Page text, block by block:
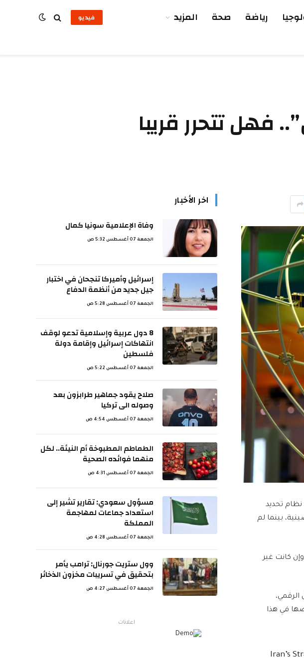
رياضة صحة المزيد فيديو
تتحرر قريبا
نظام تحديد
بينما لم
كانت غير
في هذا
Iran’s
اخر الأخبار
وفاة الإعلامية سونيا كمال
الجمعة 07 أغسطس 5:32 ص
إسرائيل وأميركا تنجحان في اختبار
جيل جديد من أنظمة الدفاع
الجمعة 07 أغسطس 5:28 ص
8 دول عربية وإسلامية تدعو لوقف
انتهاكات إسرائيل وإقامة دولة
فلسطين
الجمعة 07 أغسطس 5:22 ص
صلاح يقود جماهير طرابزون بعد
وصوله الى تركيا
الجمعة 07 أغسطس 4:54 ص
الطماطم المطبوخة أم النيئة.. لكل
منهما فوائده الصحية
الجمعة 07 أغسطس 4:31 ص
مسؤول سعودي: تقارير تشير إلى
استعداد جماعات لمهاجمة
المملكة
الجمعة 07 أغسطس 4:28 ص
وول ستريت جورنال: ترامب يأمر
بتحقيق في تسريبات مخزون الذخائر
الجمعة 07 أغسطس 4:27 ص
اعلانات